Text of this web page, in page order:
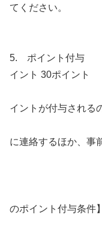
てください。
5. ポイント付与
イント 30ポイント
※両方に参
イントが付与される
※詳細につ
に連絡するほか、事
お知ら
A:【指定さ
のポイント付与条件】